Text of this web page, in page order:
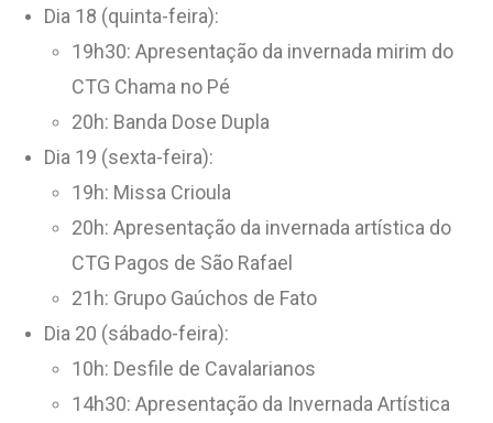
Dia 18 (quinta-feira):
19h30: Apresentação da invernada mirim do
CTG Chama no Pé
20h: Banda Dose Dupla
Dia 19 (sexta-feira):
19h: Missa Crioula
20h: Apresentação da invernada artística do
CTG Pagos de São Rafael
21h: Grupo Gaúchos de Fato
Dia 20 (sábado-feira):
10h: Desfile de Cavalarianos
14h30: Apresentação da Invernada Artística